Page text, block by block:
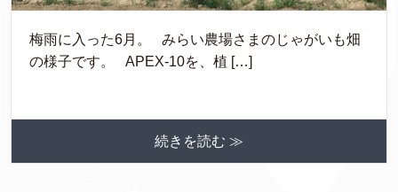
梅雨に入った6月。 みらい農場さまのじゃがいも畑
の様子です。 APEX-10を、植 […]
続きを読む ≫